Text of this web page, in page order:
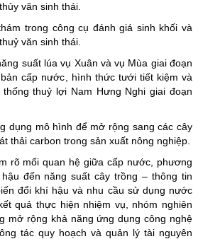
văn sinh thái.
trong công cụ đánh giá sinh khối và
văn sinh thái.
suất lúa vụ Xuân và vụ Mùa giai đoạn
cấp nước, hình thức tưới tiết kiệm và
thuỷ lợi Nam Hưng Nghi giai đoạn
dụng mô hình để mở rộng sang các cây
thải carbon trong sản xuất nông nghiệp.
rõ mối quan hệ giữa cấp nước, phương
đến năng suất cây trồng – thông tin
đổi khí hậu và nhu cầu sử dụng nước
quả thực hiện nhiệm vụ, nhóm nghiên
mở rộng khả năng ứng dụng công nghệ
tác quy hoạch và quản lý tài nguyên